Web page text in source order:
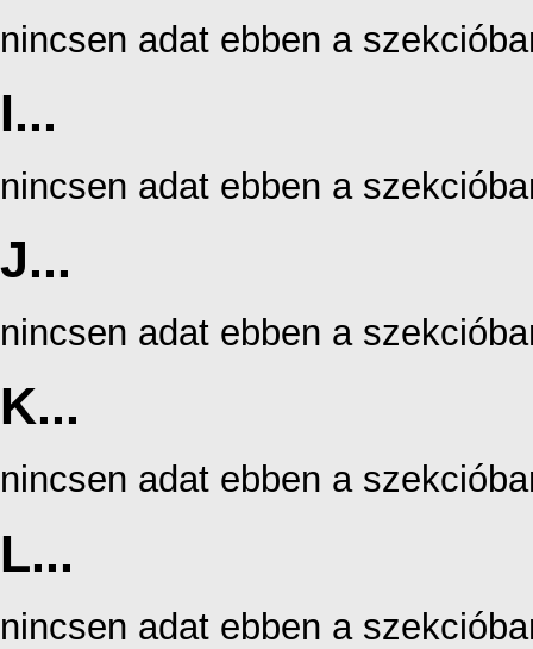
nincsen adat ebben a
I...
nincsen adat ebben a
J...
nincsen adat ebben a
K...
nincsen adat ebben a
L...
nincsen adat ebben a